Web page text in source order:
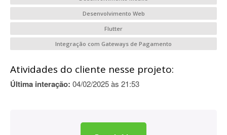
Desenvolvimento Web
Flutter
Integração com Gateways de Pagamento
Atividades do cliente nesse projeto:
Última interação: 04/02/2025 às 21:53